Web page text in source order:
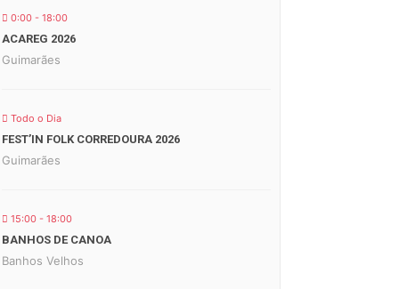
0:00 - 18:00
ACAREG 2026
Guimarães
Todo o Dia
FEST’IN FOLK CORREDOURA 2026
Guimarães
15:00 - 18:00
BANHOS DE CANOA
Banhos Velhos